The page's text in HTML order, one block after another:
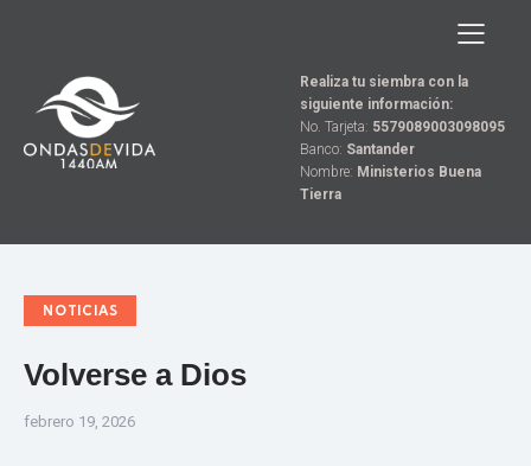
Realiza tu siembra con la
siguiente información:
No. Tarjeta: 5579089003098095
Banco: Santander
Nombre: Ministerios Buena
Tierra
NOTICIAS
Volverse a Dios
febrero 19, 2026